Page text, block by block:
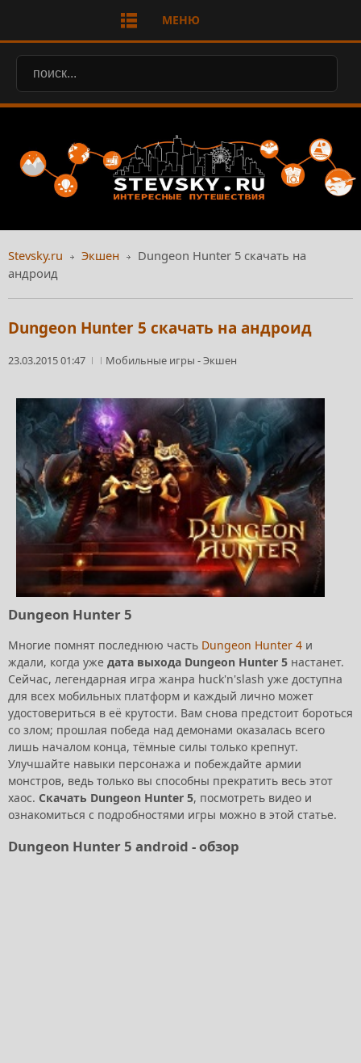
МЕНЮ
Stevsky.ru Экшен
Dungeon Hunter 5 скачать на
андроид
Dungeon Hunter 5 скачать на андроид
23.03.2015 01:47 Мобильные игры -Экшен
Dungeon Hunter 5
Многие помнят последнюю часть Dungeon Hunter 4 и
ждали, когда уже дата выхода Dungeon Hunter 5 настанет.
Сейчас, легендарная игра жанра huck'n'slash уже доступна
для всех мобильных платформ и каждый лично может
удостовериться в её крутости. Вам снова предстоит бороться
со злом; прошлая победа над демонами оказалась всего
лишь началом конца, тёмные силы только крепнут.
Улучшайте навыки персонажа и побеждайте армии
монстров, ведь только вы способны прекратить весь этот
хаос. Скачать Dungeon Hunter 5, посмотреть видео и
ознакомиться с подробностями игры можно в этой статье.
Dungeon Hunter 5 android - обзор